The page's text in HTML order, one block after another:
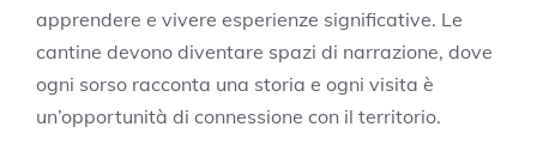
apprendere e vivere esperienze significative. Le
cantine devono diventare spazi di narrazione, dove
ogni sorso racconta una storia e ogni visita è
un’opportunità di connessione con il territorio.